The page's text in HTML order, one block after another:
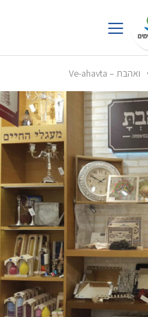
ואהבת – Ve-ahavta